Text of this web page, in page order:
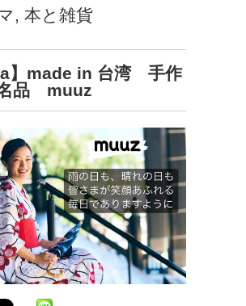
, 本と雑貨
】made in 台湾 手作
品 muuz